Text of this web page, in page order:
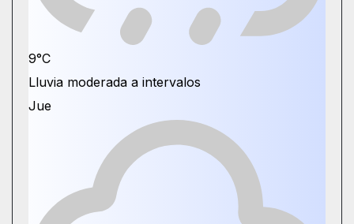
9°C
Lluvia moderada a intervalos
Jue